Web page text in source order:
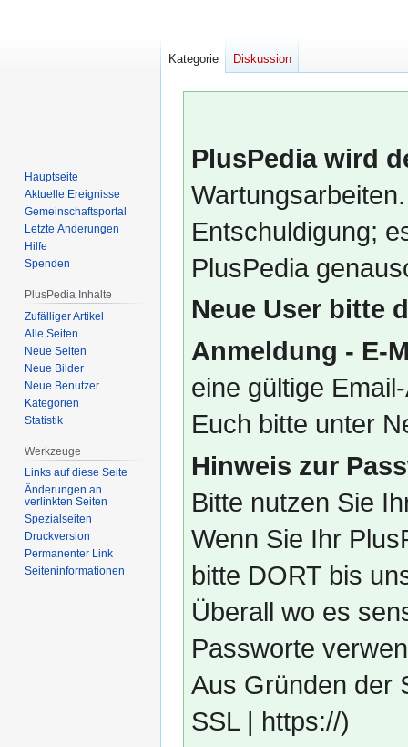
PlusPedia wird
Entschuldigung;
PlusPedia
Neue User bitte
Anmeldung - E-
eine gültige
Euch bitte unter
Hinweis zur
Bitte nutzen Sie
Wenn Sie Ihr
bitte DORT bis
Überall wo es
Passworte
Aus Gründen der
SSL | https://)
Kategorie Diskussion
Hauptseite
Aktuelle Ereignisse
Gemeinschafts­portal
Letzte Änderungen
Hilfe
Spenden
PlusPedia Inhalte
Zufälliger Artikel
Alle Seiten
Neue Seiten
Neue Bilder
Neue Benutzer
Kategorien
Statistik
Werkzeuge
Links auf diese Seite
Änderungen an
verlinkten Seiten
Spezialseiten
Druckversion
Permanenter Link
Seiten­­informationen